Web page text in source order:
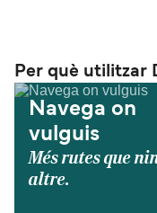
Per què utilitzar
Navega on
vulguis
Més rutes que
altre.